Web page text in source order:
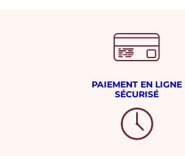
PAIEMENT EN LIGNE
SÉCURISÉ